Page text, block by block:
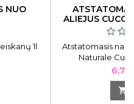
NUO
1l
ALIEJUS
Atstatomasis
Naturale
Pomegranate
